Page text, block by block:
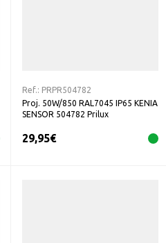
Ref.: PRPR504782
Proj. 50W/850 RAL7045 IP65 KENIA
SENSOR 504782 Prilux
29,95€